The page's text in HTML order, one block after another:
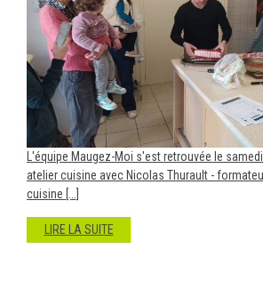
L'équipe Maugez-Moi s'est retrouvée le
atelier cuisine avec Nicolas Thurault -
cuisine [...]
LIRE LA SUITE